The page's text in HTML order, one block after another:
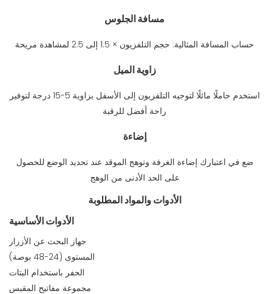
مسافة الجلوس
حساب المسافة المثالية: حجم التلفزيون × 1.5 إلى 2.5 لمشاهدة مريحة
زاوية الميل
استخدم حاملًا مائلًا لتوجيه التلفزيون إلى الأسفل بزاوية 5-15 درجة لتوفير
راحة أفضل للرقبة
إضاءة
ضع في اعتبارك إضاءة الغرفة وتوهج الموقد عند تحديد الوضع للحصول
على الحد الأدنى من الوهج
الأدوات والمواد المطلوبة
الأدوات الأساسية
جهاز البحث عن الأزرار
المستوى (24-48 بوصة)
الحفر باستخدام البتات
مجموعة مفاتيح المقبس